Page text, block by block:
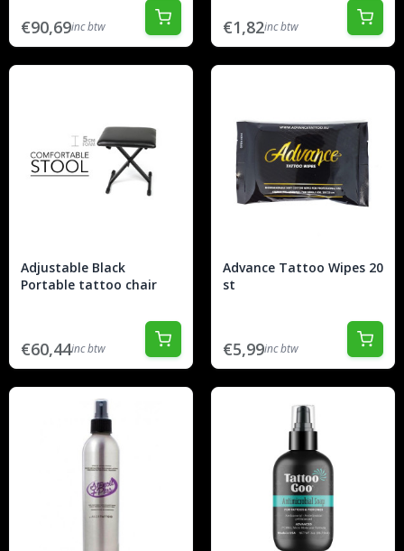
€90,69inc btw €1,82inc btw
Adjustable Black
Portable tattoo chair
€60,44inc btw
Advance Tattoo Wipes 20
st
€5,99inc btw